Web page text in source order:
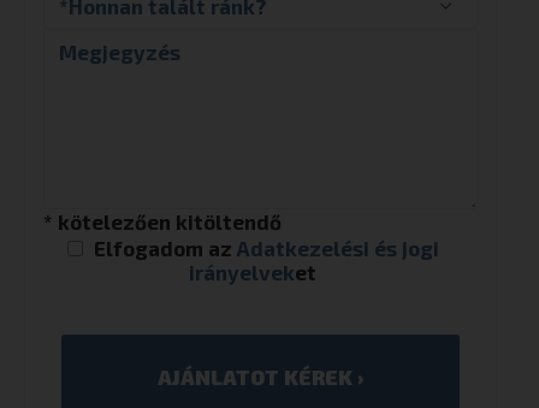
* kötelezően kitöltendő
Elfogadom az Adatkezelési és jogi
irányelveket